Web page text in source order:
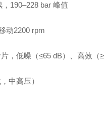
190–228 bar 峰值
动2200 rpm
，低噪（≤65 dB）、高效（
中高压）